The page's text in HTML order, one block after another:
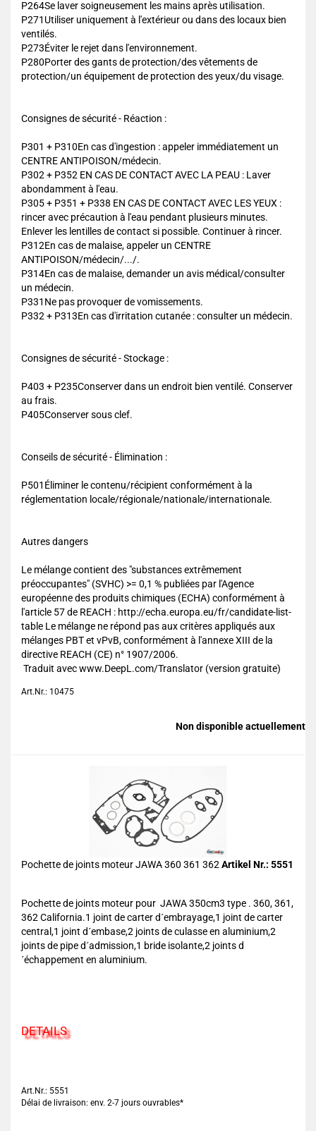
P264Se laver soigneusement les mains après utilisation.
P271Utiliser uniquement à l'extérieur ou dans des locaux bien
ventilés.
P273Éviter le rejet dans l'environnement.
P280Porter des gants de protection/des vêtements de
protection/un équipement de protection des yeux/du visage.
Consignes de sécurité - Réaction :
P301 + P310En cas d'ingestion : appeler immédiatement un
CENTRE ANTIPOISON/médecin.
P302 + P352 EN CAS DE CONTACT AVEC LA PEAU : Laver
abondamment à l'eau.
P305 + P351 + P338 EN CAS DE CONTACT AVEC LES YEUX :
rincer avec précaution à l'eau pendant plusieurs minutes.
Enlever les lentilles de contact si possible. Continuer à rincer.
P312En cas de malaise, appeler un CENTRE
ANTIPOISON/médecin/.../.
P314En cas de malaise, demander un avis médical/consulter
un médecin.
P331Ne pas provoquer de vomissements.
P332 + P313En cas d'irritation cutanée : consulter un médecin.
Consignes de sécurité - Stockage :
P403 + P235Conserver dans un endroit bien ventilé. Conserver
au frais.
P405Conserver sous clef.
Conseils de sécurité - Élimination :
P501Éliminer le contenu/récipient conformément à la
réglementation locale/régionale/nationale/internationale.
Autres dangers
Le mélange contient des "substances extrêmement
préoccupantes" (SVHC) >= 0,1 % publiées par l'Agence
européenne des produits chimiques (ECHA) conformément à
l'article 57 de REACH : http://echa.europa.eu/fr/candidate-list-
table Le mélange ne répond pas aux critères appliqués aux
mélanges PBT et vPvB, conformément à l'annexe XIII de la
directive REACH (CE) n° 1907/2006.
Traduit avec www.DeepL.com/Translator (version gratuite)
Art.Nr.: 10475
Non disponible actuellement
Pochette de joints moteur JAWA 360 361 362 Artikel Nr.: 5551
Pochette de joints moteur pour JAWA 350cm3 type . 360, 361,
362 California.1 joint de carter d´embrayage,1 joint de carter
central,1 joint d´embase,2 joints de culasse en aluminium,2
joints de pipe d´admission,1 bride isolante,2 joints d
´échappement en aluminium.
DETAILS
Art.Nr.: 5551
Délai de livraison: env. 2-7 jours ouvrables*